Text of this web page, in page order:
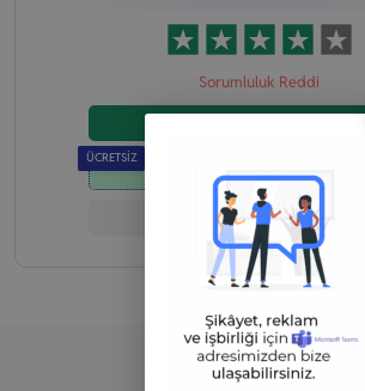
Sorumluluk Reddi
ÜCRETSİZ
Demo Hesap Aç
Şirket İncelemesi
Yasal Uyarı